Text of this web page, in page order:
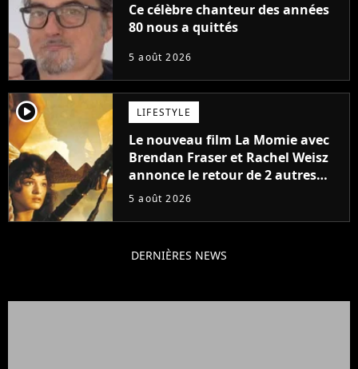
Ce célèbre chanteur des années
80 nous a quittés
5 août 2026
player2 LIFESTYLE
Le nouveau film La Momie avec
Brendan Fraser et Rachel Weisz
annonce le retour de 2 autres
personnages emblématiques de
5 août 2026
DERNIÈRES NEWS